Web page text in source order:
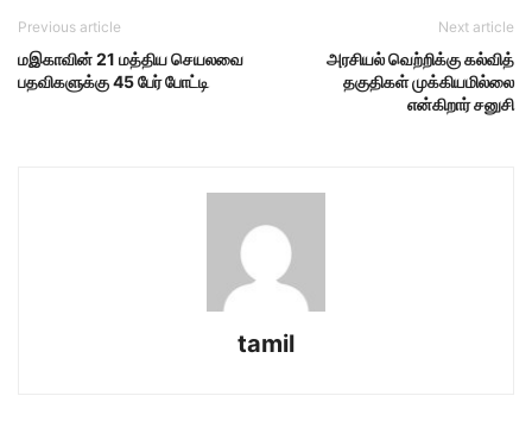
Previous article
மஇகாவின் 21 மத்திய செயலவை
பதவிகளுக்கு 45 பேர் போட்டி
Next article
அரசியல் வெற்றிக்கு கல்வித்
தகுதிகள் முக்கியமில்லை
என்கிறார் சனுசி
tamil